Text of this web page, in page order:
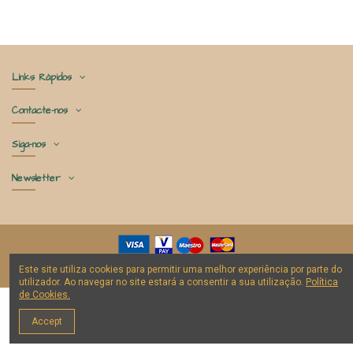
Links Rápidos
Contacte-nos
Siga-nos
Newsletter
2021 Amor a Granel | Desenvolvido porNOS®
Este site utiliza cookies para permitir uma melhor experiência por parte do
utilizador. Ao navegar no site estará a consentir a sua utilização. Política
de Cookies.
Accept